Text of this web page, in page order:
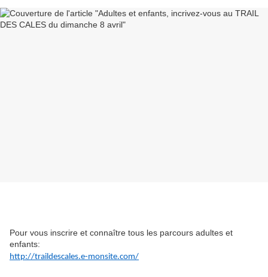
Pour vous inscrire et connaître tous les parcours adultes et
enfants:
http://traildescales.e-monsite.com/